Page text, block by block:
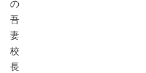
の
吾
妻
校
長